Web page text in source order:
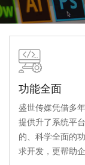
功能全面
盛世传媒凭借多
提供升了系统平
的、科学全面的
求开发，更帮助